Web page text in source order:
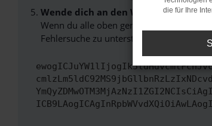
Wende dich an den
Wenn du alle oben genannten Schritte
Fehlersuche zu unterstützen:
die für Ihre